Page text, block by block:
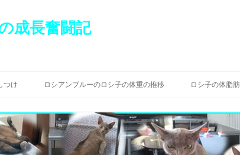
成長奮闘記
ン
へ
ス
キ
ッ
プ
つけ ロシアンブルーのロシ子の体重の推移 ロシ子の体脂